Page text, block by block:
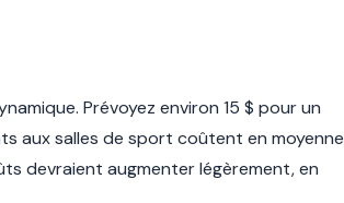
Prévoyez environ 15 $ pour un
aux salles de sport coûtent en moyenne
devraient augmenter légèrement, en